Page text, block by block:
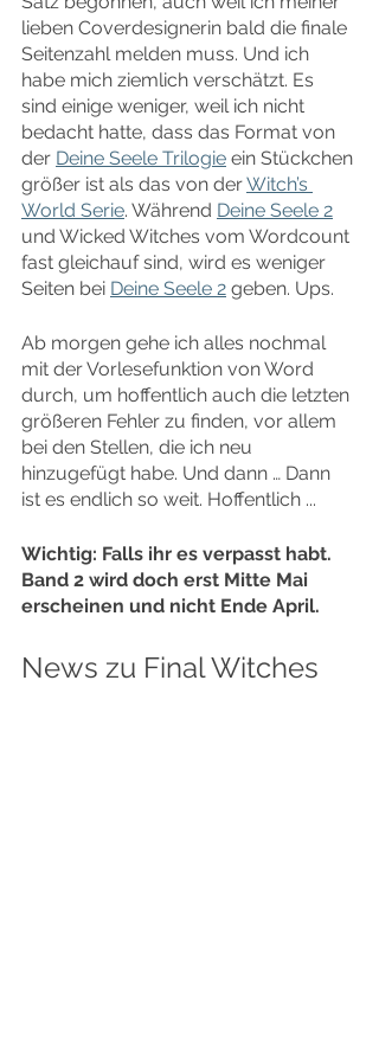
lieben Coverdesignerin bald die finale
Seitenzahl melden muss. Und ich
habe mich ziemlich verschätzt. Es
sind einige weniger, weil ich nicht
bedacht hatte, dass das Format von
der Deine Seele Trilogie ein Stückchen
größer ist als das von der Witch’s
World Serie. Während Deine Seele 2
und Wicked Witches vom Wordcount
fast gleichauf sind, wird es weniger
Seiten bei Deine Seele 2 geben. Ups.
Ab morgen gehe ich alles nochmal
mit der Vorlesefunktion von Word
durch, um hoffentlich auch die letzten
größeren Fehler zu finden, vor allem
bei den Stellen, die ich neu
hinzugefügt habe. Und dann … Dann
ist es endlich so weit. Hoffentlich ...
Wichtig: Falls ihr es verpasst habt.
Band 2 wird doch erst Mitte Mai
erscheinen und nicht Ende April.
News zu Final Witches